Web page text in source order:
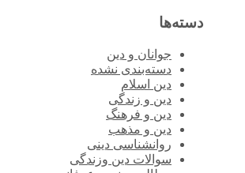
دسته‌ها
جوانان و دین
دسته‌بندی نشده
دین اسلام
دین و زندگی
دین و فرهنگ
دین و مذهب
روانشناسی دینی
سوالات دین وزندگی